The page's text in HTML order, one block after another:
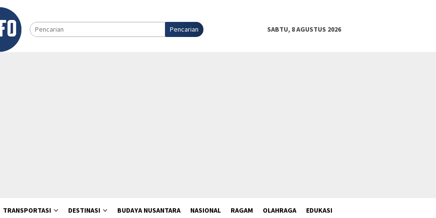
Pencarian SABTU, 8 AGUSTUS 2026
TRANSPORTASI DESTINASI BUDAYA NUSANTARA NASIONAL RAGAM OLAHRAGA EDUKASI